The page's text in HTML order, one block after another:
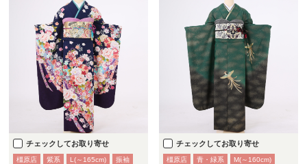
チェックしてお取り寄せ
橿原店 紫系 L(～165cm) 振袖
チェックしてお取り寄せ
橿原店 青・緑系 M(～160cm)